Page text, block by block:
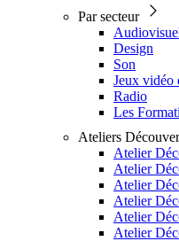
Par secteur
Design
Son
Jeux vidéo
Radio
Les
Ateliers
Atelier
Atelier
Atelier
Atelier
Atelier
Atelier